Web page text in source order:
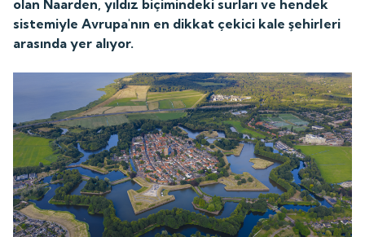
olan Naarden, yıldız biçimindeki surları ve hendek
sistemiyle Avrupa'nın en dikkat çekici kale şehirleri
arasında yer alıyor.